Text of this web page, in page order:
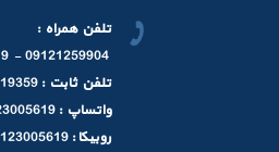
تلفن همراه :
تلفن ثابت :
واتساپ :
روبیکا :